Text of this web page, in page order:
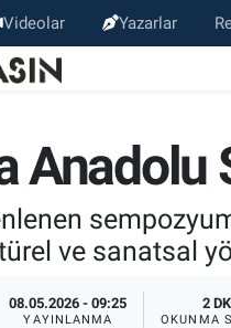
Videolar Yazarlar
ve sanatsal
08.05.2026 - 09:25
YAYINLANMA
2 DK
OKUNMA